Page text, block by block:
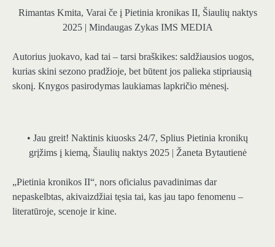
Rimantas Kmita, Varai če į Pietinia kronikas II, Šiaulių naktys
2025 | Mindaugas Zykas IMS MEDIA
Autorius juokavo, kad tai – tarsi braškikes: saldžiausios uogos,
kurias skini sezono pradžioje, bet būtent jos palieka stipriausią
skonį. Knygos pasirodymas laukiamas lapkričio mėnesį.
• Jau greit! Naktinis kiuosks 24/7, Splius Pietinia kronikų
grįžims į kiemą, Šiaulių naktys 2025 | Žaneta Bytautienė
„Pietinia kronikos II“, nors oficialus pavadinimas dar
nepaskelbtas, akivaizdžiai tęsia tai, kas jau tapo fenomenu –
literatūroje, scenoje ir kine.